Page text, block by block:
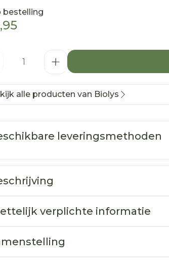
bestelling
alle producten van Biolys
leveringsmethoden
thee is een tonische plant die de
verplichte informatie